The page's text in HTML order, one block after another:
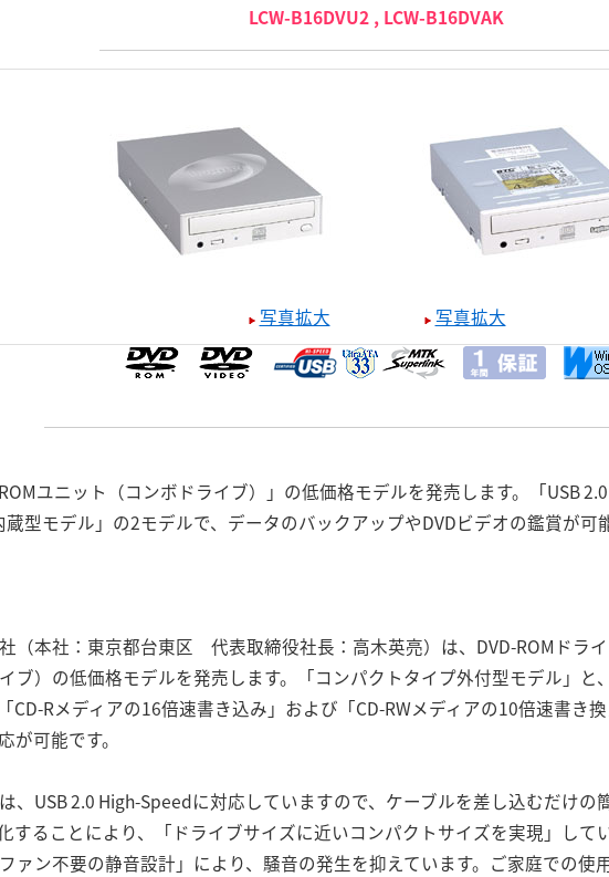
LCW-B16DVU2 , LCW-B16DVAK
写真拡大 写真拡大
ROMユニット（コンボドライブ）」の低価格モデルを発売します。「USB
蔵型モデル」の2モデルで、データのバックアップやDVDビデオの鑑賞が
（本社：東京都台東区 代表取締役社長：高木英亮）は、DVD-ROMドラ
ブ）の低価格モデルを発売します。「コンパクトタイプ外付型モデル」と
CD-Rメディアの16倍速書き込み」および「CD-RWメディアの10倍速書き
が可能です。
、USB 2.0 High-Speedに対応していますので、ケーブルを差し込むだけ
することにより、「ドライブサイズに近いコンパクトサイズを実現」して
ァン不要の静音設計」により、騒音の発生を抑えています。ご家庭での使